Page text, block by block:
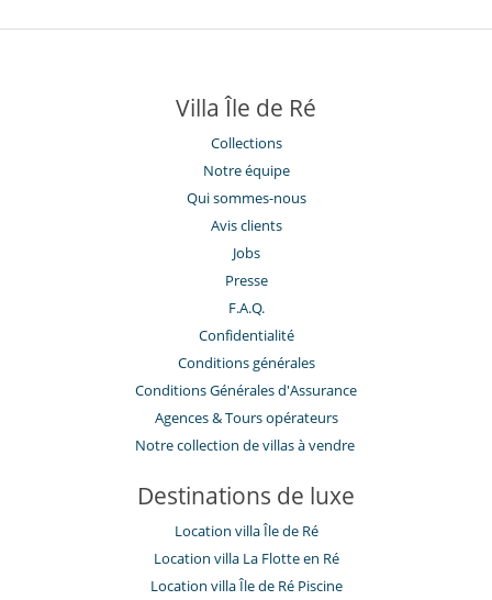
Villa Île de Ré
Collections
Notre équipe
Qui sommes-nous
Avis clients
Jobs
Presse
F.A.Q.
Confidentialité
Conditions générales
Conditions Générales d'Assurance
​Agences & Tours opérateurs
Notre collection de villas à vendre
Destinations de luxe
Location villa Île de Ré
Location villa La Flotte en Ré
Location villa Île de Ré Piscine